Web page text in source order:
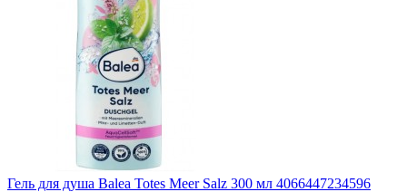
Гель для душа Balea Totes Meer Salz 300 мл 4066447234596